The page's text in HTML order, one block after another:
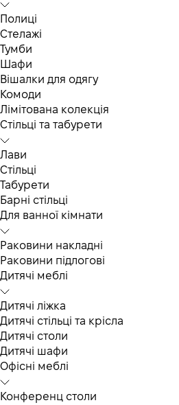
Полиці
Стелажі
Тумби
Шафи
Вішалки для одягу
Комоди
Лімітована колекція
Стільці та табурети
Лави
Стільці
Табурети
Барні стільці
Для ванної кімнати
Раковини накладні
Раковини підлогові
Дитячі меблі
Дитячі ліжка
Дитячі стільці та крісла
Дитячі столи
Дитячі шафи
Офісні меблі
Конференц столи